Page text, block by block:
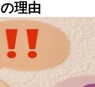
最重要ワード
的と流れ
び方
と
と
理由